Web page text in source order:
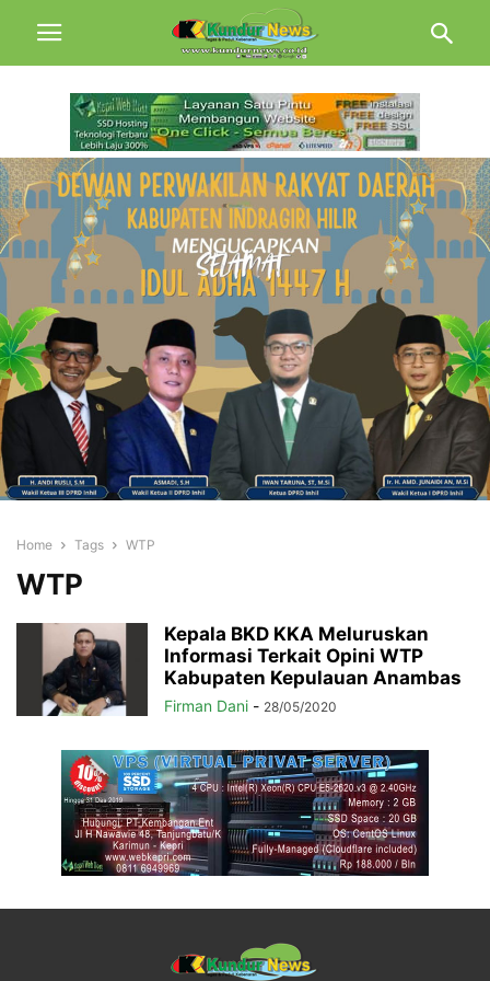
Home Tags WTP
WTP
Kepala BKD KKA Meluruskan
Informasi Terkait Opini WTP
Kabupaten Kepulauan Anambas
Firman Dani - 28/05/2020